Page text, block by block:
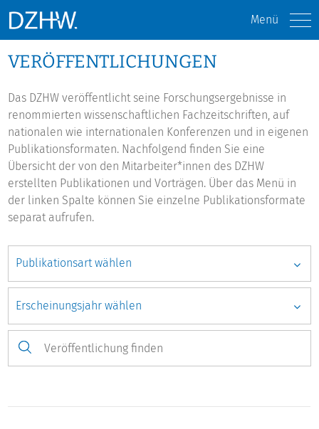
Menü
VERÖFFENTLICHUNGEN
Das DZHW veröffentlicht seine Forschungsergebnisse in
renommierten wissenschaftlichen Fachzeitschriften, auf
nationalen wie internationalen Konferenzen und in eigenen
Publikationsformaten. Nachfolgend finden Sie eine
Übersicht der von den Mitarbeiter*innen des DZHW
erstellten Publikationen und Vorträgen. Über das Menü in
der linken Spalte können Sie einzelne Publikationsformate
separat aufrufen.